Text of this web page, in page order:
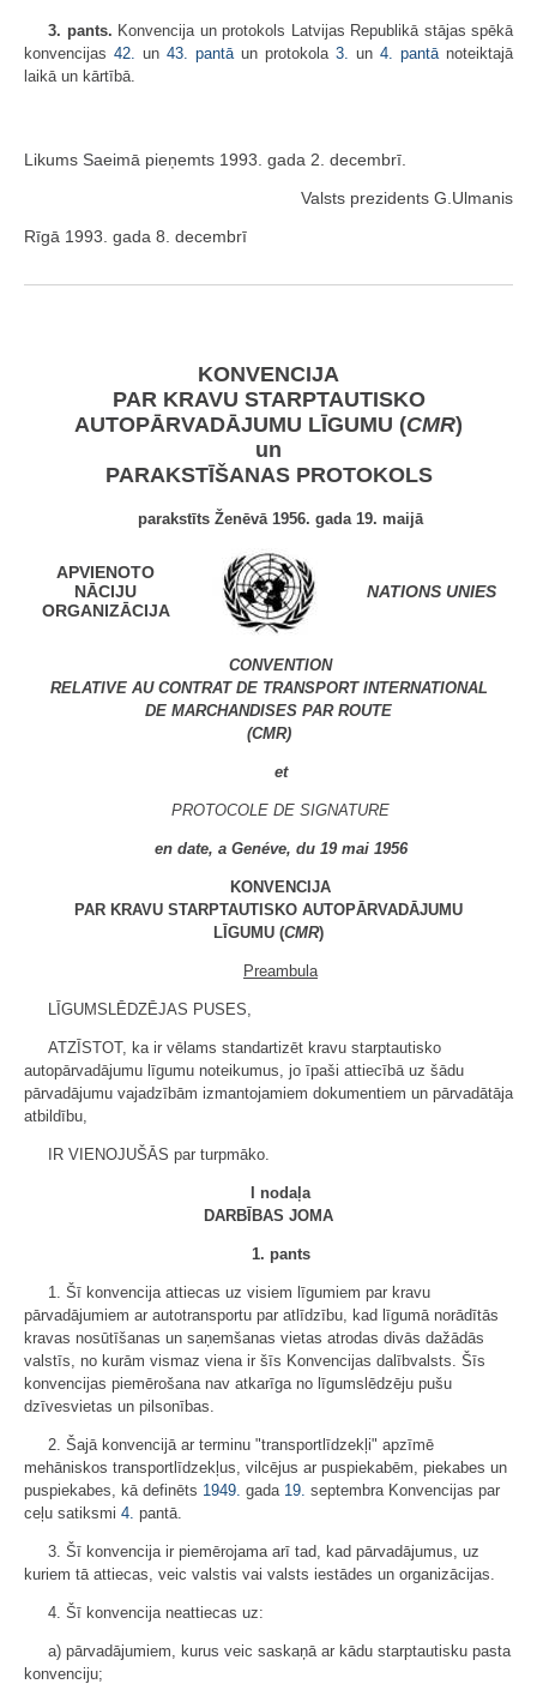
3. pants. Konvencija un protokols Latvijas Republikā stājas spēkā
konvencijas 42. un 43. pantā un protokola 3. un 4. pantā noteiktajā
laikā un kārtībā.
Likums Saeimā pieņemts 1993. gada 2. decembrī.
Valsts prezidents G.Ulmanis
Rīgā 1993. gada 8. decembrī
KONVENCIJA
PAR KRAVU STARPTAUTISKO
AUTOPĀRVADĀJUMU LĪGUMU (CMR)
un
PARAKSTĪŠANAS PROTOKOLS
parakstīts Ženēvā 1956. gada 19. maijā
APVIENOTO
NĀCIJU
ORGANIZĀCIJA
NATIONS UNIES
CONVENTION
RELATIVE AU CONTRAT DE TRANSPORT INTERNATIONAL
DE MARCHANDISES PAR ROUTE
(CMR)
et
PROTOCOLE DE SIGNATURE
en date, a Genéve, du 19 mai 1956
KONVENCIJA
PAR KRAVU STARPTAUTISKO AUTOPĀRVADĀJUMU
LĪGUMU (CMR)
Preambula
LĪGUMSLĒDZĒJAS PUSES,
ATZĪSTOT, ka ir vēlams standartizēt kravu starptautisko
autopārvadājumu līgumu noteikumus, jo īpaši attiecībā uz šādu
pārvadājumu vajadzībām izmantojamiem dokumentiem un pārvadātāja
atbildību,
IR VIENOJUŠĀS par turpmāko.
I nodaļa
DARBĪBAS JOMA
1. pants
1. Šī konvencija attiecas uz visiem līgumiem par kravu
pārvadājumiem ar autotransportu par atlīdzību, kad līgumā norādītās
kravas nosūtīšanas un saņemšanas vietas atrodas divās dažādās
valstīs, no kurām vismaz viena ir šīs Konvencijas dalībvalsts. Šīs
konvencijas piemērošana nav atkarīga no līgumslēdzēju pušu
dzīvesvietas un pilsonības.
2. Šajā konvencijā ar terminu "transportlīdzekļi" apzīmē
mehāniskos transportlīdzekļus, vilcējus ar puspiekabēm, piekabes un
puspiekabes, kā definēts 1949. gada 19. septembra Konvencijas par
ceļu satiksmi 4. pantā.
3. Šī konvencija ir piemērojama arī tad, kad pārvadājumus, uz
kuriem tā attiecas, veic valstis vai valsts iestādes un organizācijas.
4. Šī konvencija neattiecas uz:
a) pārvadājumiem, kurus veic saskaņā ar kādu starptautisku pasta
konvenciju;